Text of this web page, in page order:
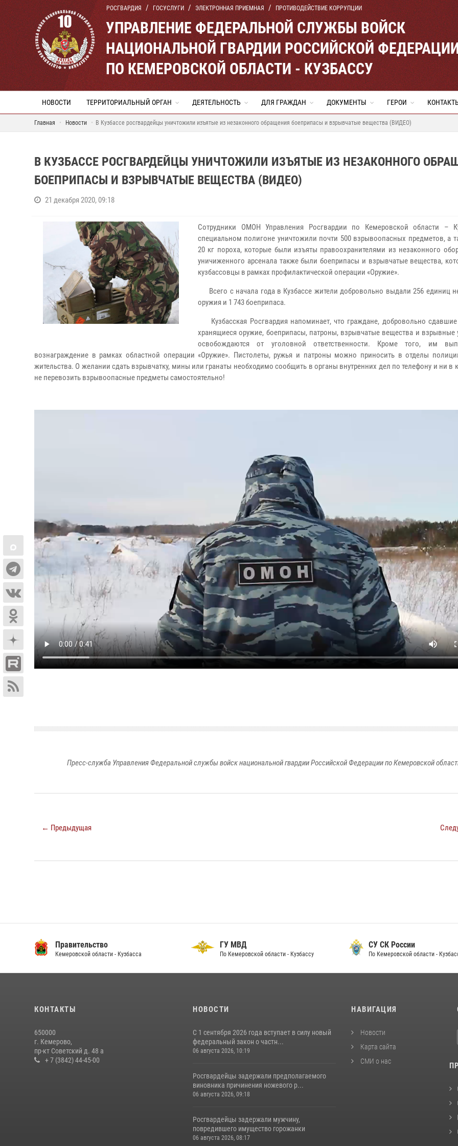
РОСГВАРДИЯ ГОСУСЛУГИ ЭЛЕКТРОННАЯ ПРИЕМНАЯ ПРОТИВОДЕЙСТВИЕ КОРРУПЦИИ
УПРАВЛЕНИЕ ФЕДЕРАЛЬНОЙ СЛУЖБЫ ВОЙСК
НАЦИОНАЛЬНОЙ ГВАРДИИ РОССИЙСКОЙ
ПО КЕМЕРОВСКОЙ ОБЛАСТИ - КУЗБАССУ
НОВОСТИ ТЕРРИТОРИАЛЬНЫЙ ОРГАН ДЕЯТЕЛЬНОСТЬ ДЛЯ ГРАЖДАН ДОКУМЕНТЫ ГЕРОИ
Главная Новости В Кузбассе росгвардейцы уничтожили изъятые из незаконного обращения боеприпасы и взрывчатые вещества (ВИДЕО)
В КУЗБАССЕ РОСГВАРДЕЙЦЫ УНИЧТОЖИЛИ ИЗЪЯТЫЕ ИЗ НЕЗАКОННОГО
БОЕПРИПАСЫ И ВЗРЫВЧАТЫЕ ВЕЩЕСТВА (ВИДЕО)
21 декабря 2020, 09:18
Сотрудники ОМОН Управления Росгвардии по Кемеровской области –
специальном полигоне уничтожили почти 500 взрывоопасных предметов, а
20 кг пороха, которые были изъяты правоохранителями из незаконного
уничиженного арсенала также были боеприпасы и взрывчатые вещества,
кузбассовцы в рамках профилактической операции «Оружие».
Всего с начала года в Кузбассе жители добровольно выдали 256 единиц
оружия и 1 743 боеприпаса.
Кузбасская Росгвардия напоминает, что граждане, добровольно сдавшие
хранящиеся оружие, боеприпасы, патроны, взрывчатые вещества и взрывные
освобождаются от уголовной ответственности. Кроме того, им
вознаграждение в рамках областной операции «Оружие». Пистолеты, ружья и патроны можно приносить в отделы
жительства. О желании сдать взрывчатку, мины или гранаты необходимо сообщить в органы внутренних дел по телефону и ни в
не перевозить взрывоопасные предметы самостоятельно!
Пресс-служба Управления Федеральной службы войск национальной гвардии Российской Федерации по Кемеровской
← Предыдущая
Правительство
Кемеровской области - Кузбасса
ГУ МВД
По Кемеровской области - Кузбассу
СУ СК России
По Кемеровской области -
КОНТАКТЫ
650000
г. Кемерово,
пр-кт Советский д. 48 а
+ 7 (3842) 44-45-00
НОВОСТИ
С 1 сентября 2026 года вступает в силу новый
федеральный закон о частн...
06 августа 2026, 10:19
Росгвардейцы задержали предполагаемого
виновника причинения ножевого р...
06 августа 2026, 09:18
Росгвардейцы задержали мужчину,
повредившего имущество горожанки
06 августа 2026, 08:17
НАВИГАЦИЯ
Новости
Карта сайта
СМИ о нас